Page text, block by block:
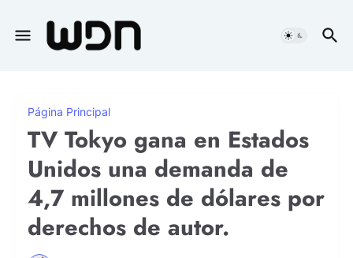
Página Principal
TV Tokyo gana en Estados
Unidos una demanda de
4,7 millones de dólares por
derechos de autor.